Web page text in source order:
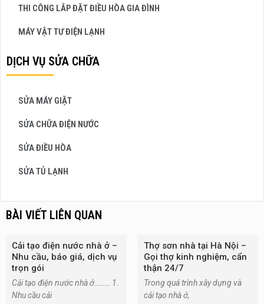
THI CÔNG LẮP ĐẶT ĐIỀU HÒA GIA ĐÌNH
MÁY VẬT TƯ ĐIỆN LẠNH
DỊCH VỤ SỬA CHỮA
SỬA MÁY GIẶT
SỬA CHỮA ĐIỆN NƯỚC
SỬA ĐIỀU HÒA
SỬA TỦ LẠNH
BÀI VIẾT LIÊN QUAN
Cải tạo điện nước nhà ở –
Nhu cầu, báo giá, dịch vụ
trọn gói
Cải tạo điện nước nhà ở……… 1.
Nhu cầu cải
Thợ sơn nhà tại Hà Nội –
Gọi thợ kinh nghiệm, cẩn
thận 24/7
Trong quá trình xây dựng và
cải tạo nhà ở,